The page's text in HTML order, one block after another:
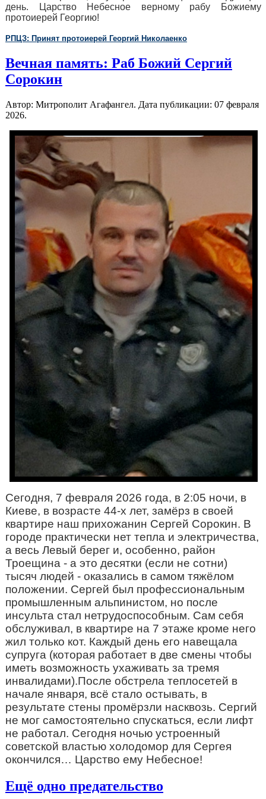
день. Царство Небесное верному рабу Божиему
протоиерей Георгию!
РПЦЗ: Принят протоиерей Георгий Николаенко
Вечная память: Раб Божий Сергий
Сорокин
Автор: Митрополит Агафангел. Дата публикации: 07 февраля
2026.
Сегодня, 7 февраля 2026 года, в 2:05 ночи, в
Киеве, в возрасте 44-х лет, замёрз в своей
квартире наш прихожанин Сергей Сорокин. В
городе практически нет тепла и электричества,
а весь Левый берег и, особенно, район
Троещина - а это десятки (если не сотни)
тысяч людей - оказались в самом тяжёлом
положении. Сергей был профессиональным
промышленным альпинистом, но после
инсульта стал нетрудоспособным. Сам себя
обслуживал, в квартире на 7 этаже кроме него
жил только кот. Каждый день его навещала
супруга (которая работает в две смены чтобы
иметь возможность ухаживать за тремя
инвалидами).После обстрела теплосетей в
начале января, всё стало остывать, в
результате стены промёрзли насквозь. Сергий
не мог самостоятельно спускаться, если лифт
не работал. Сегодня ночью устроенный
советской властью холодомор для Сергея
окончился… Царство ему Небесное!
Ещё одно предательство